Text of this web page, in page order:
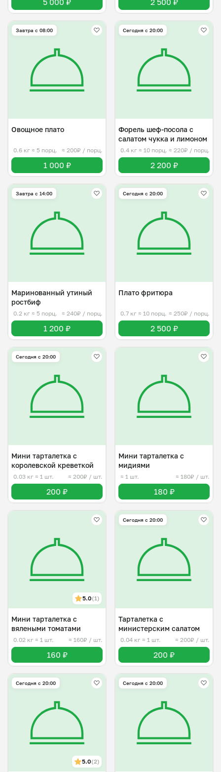
5 000 ₽ 2 500 ₽
Завтра c 08:00
Овощное плато
0.6 кг ≈ 5 порц. ≈ 200₽ / порц.
1 000 ₽
Сегодня с 20:00
Форель шеф-посола с
салатом чукка и лимоном
0.4 кг ≈ 10 порц. ≈ 220₽ / порц.
2 200 ₽
Завтра c 14:00
Маринованный утиный
ростбиф
0.2 кг ≈ 5 порц. ≈ 240₽ / порц.
1 200 ₽
Сегодня с 20:00
Плато фритюра
0.7 кг ≈ 10 порц. ≈ 250₽ / порц.
2 500 ₽
Сегодня с 20:00
Мини тарталетка с
королевской креветкой
0.03 кг ≈ 1 шт. ≈ 200₽ / шт.
200 ₽
Мини тарталетка с
мидиями
≈ 1 шт. ≈ 180₽ / шт.
180 ₽
5.0(1)
Мини тарталетка с
вялеными томатами
0.02 кг ≈ 1 шт. ≈ 160₽ / шт.
160 ₽
Сегодня с 20:00
Тарталетка с
министерским салатом
0.04 кг ≈ 1 шт. ≈ 200₽ / шт.
200 ₽
Сегодня с 20:00
5.0(2)
Сегодня с 20:00